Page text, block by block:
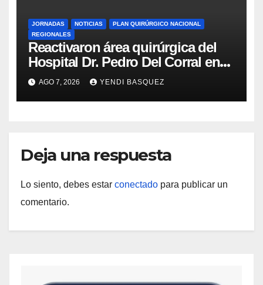
JORNADAS NOTICIAS
PLAN QUIRÚRGICO NACIONAL
REGIONALES
Reactivaron área quirúrgica del
Hospital Dr. Pedro Del Corral en
Guárico
AGO 7, 2026 YENDI BASQUEZ
Deja una respuesta
Lo siento, debes estar conectado para publicar un
comentario.